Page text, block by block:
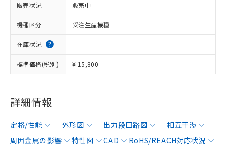
販売状況 販売中
機種区分 受注生産機種
在庫状況
標準価格(税別) ¥ 15,800
詳細情報
定格/性能 外形図 出力段回路図
相互干渉
周囲金属の影響
特性図 CAD
RoHS/REACH対応状況